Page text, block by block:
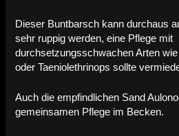
Dieser Buntbarsch kann durchaus
sehr ruppig werden, eine Pflege mit
durchsetzungsschwachen Arten
oder Taeniolethrinops sollte
Auch die empfindlichen Sand
gemeinsamen Pflege im Becken.